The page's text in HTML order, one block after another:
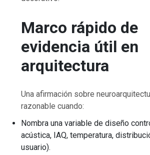
Marco rápido de
evidencia útil en
arquitectura
Una afirmación sobre
razonable cuando:
Nombra una variable de diseño
acústica, IAQ, temperatura,
usuario).